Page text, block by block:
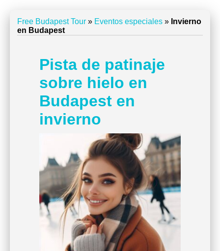
Free Budapest Tour » Eventos especiales » Invierno
en Budapest
Pista de patinaje
sobre hielo en
Budapest en
invierno